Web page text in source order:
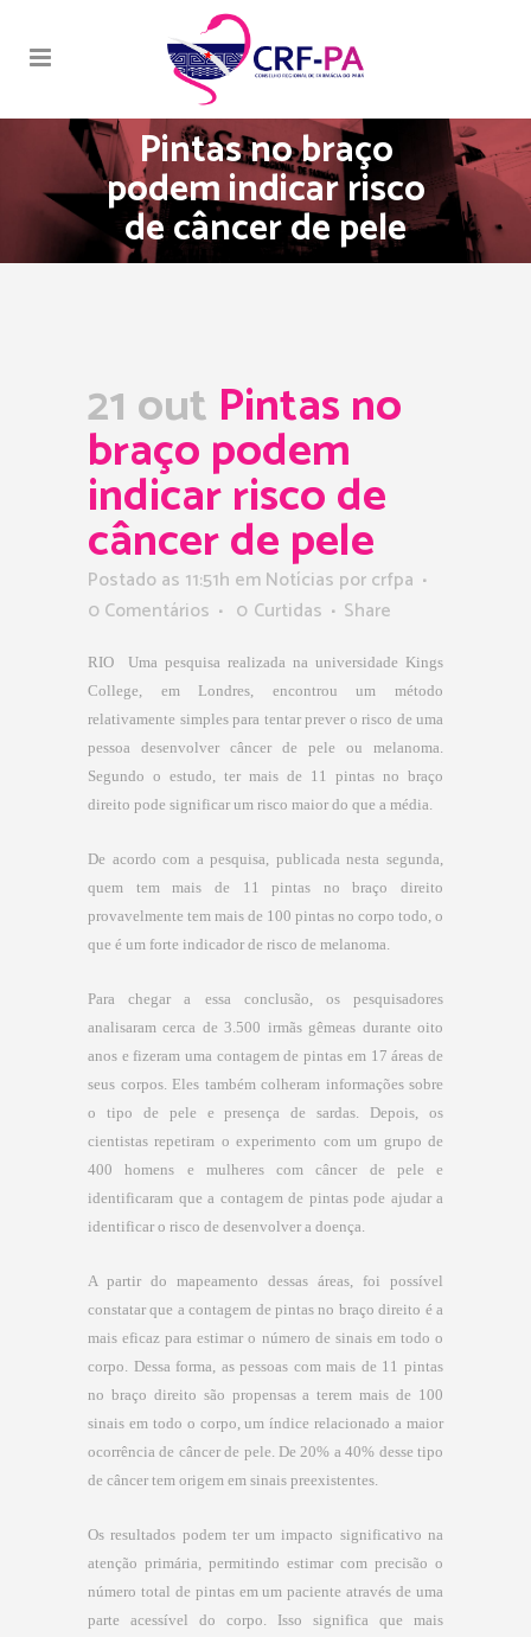
Pintas no braço
podem indicar risco
de câncer de pele
21 out Pintas no
braço podem
indicar risco de
câncer de pele
Postado as 11:51h emNotícias porcrfpa
0 Comentários
0 Curtidas Share
RIO  Uma pesquisa realizada na universidade Kings
College, em Londres, encontrou um método
relativamente simples para tentar prever o risco de uma
pessoa desenvolver câncer de pele ou melanoma.
Segundo o estudo, ter mais de 11 pintas no braço
direito pode significar um risco maior do que a média.
De acordo com a pesquisa, publicada nesta segunda,
quem tem mais de 11 pintas no braço direito
provavelmente tem mais de 100 pintas no corpo todo, o
que é um forte indicador de risco de melanoma.
Para chegar a essa conclusão, os pesquisadores
analisaram cerca de 3.500 irmãs gêmeas durante oito
anos e fizeram uma contagem de pintas em 17 áreas de
seus corpos. Eles também colheram informações sobre
o tipo de pele e presença de sardas. Depois, os
cientistas repetiram o experimento com um grupo de
400 homens e mulheres com câncer de pele e
identificaram que a contagem de pintas pode ajudar a
identificar o risco de desenvolver a doença.
A partir do mapeamento dessas áreas, foi possível
constatar que a contagem de pintas no braço direito é a
mais eficaz para estimar o número de sinais em todo o
corpo. Dessa forma, as pessoas com mais de 11 pintas
no braço direito são propensas a terem mais de 100
sinais em todo o corpo, um índice relacionado a maior
ocorrência de câncer de pele. De 20% a 40% desse tipo
de câncer tem origem em sinais preexistentes.
Os resultados podem ter um impacto significativo na
atenção primária, permitindo estimar com precisão o
número total de pintas em um paciente através de uma
parte acessível do corpo. Isso significa que mais